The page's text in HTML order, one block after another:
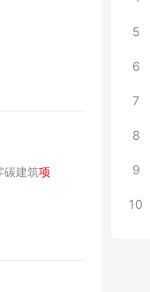
碳建筑项
5
6
7
8
9
10